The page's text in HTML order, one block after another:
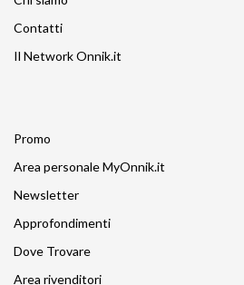
Contatti
Il Network Onnik.it
Promo
Area personale MyOnnik.it
Newsletter
Approfondimenti
Dove Trovare
Area rivenditori